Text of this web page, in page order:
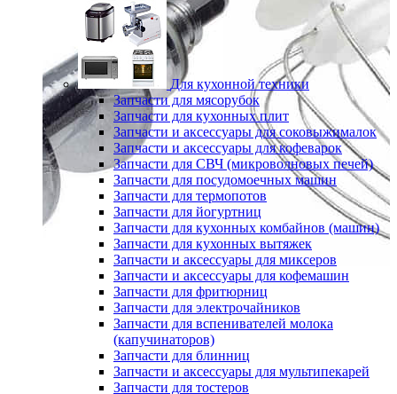
Для кухонной техники
Запчасти для мясорубок
Запчасти для кухонных плит
Запчасти и аксессуары для соковыжималок
Запчасти и аксессуары для кофеварок
Запчасти для СВЧ (микроволновых печей)
Запчасти для посудомоечных машин
Запчасти для термопотов
Запчасти для йогуртниц
Запчасти для кухонных комбайнов (машин)
Запчасти для кухонных вытяжек
Запчасти и аксессуары для миксеров
Запчасти и аксессуары для кофемашин
Запчасти для фритюрниц
Запчасти для электрочайников
Запчасти для вспенивателей молока
(капучинаторов)
Запчасти для блинниц
Запчасти и аксессуары для мультипекарей
Запчасти для тостеров